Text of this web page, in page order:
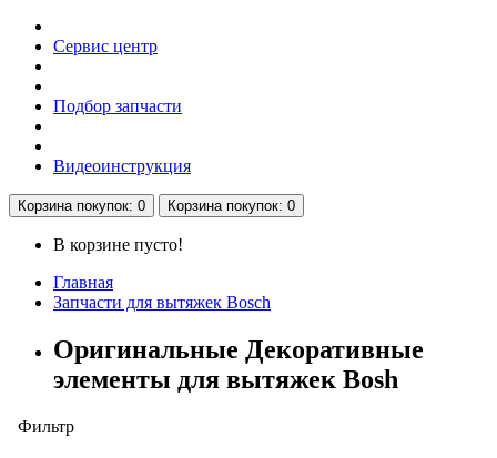
Сервис центр
Подбор запчасти
Видеоинструкция
Корзинапокупок: 0 Корзинапокупок: 0
В корзине пусто!
Главная
Запчасти для вытяжек Bosch
Оригинальные Декоративные
элементы для вытяжек Bosh
Фильтр